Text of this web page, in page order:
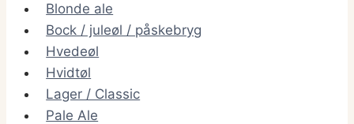
Blonde ale
Bock / juleøl / påskebryg
Hvedeøl
Hvidtøl
Lager / Classic
Pale Ale